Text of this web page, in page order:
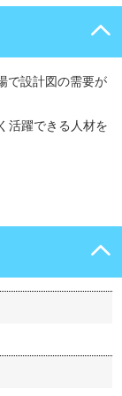
で設計図の需要が
活躍できる人材を